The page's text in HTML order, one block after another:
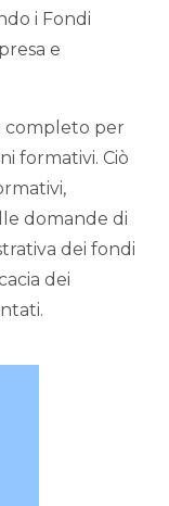
i Fondi
e
completo per
formativi. Ciò
domande di
dei fondi
dei